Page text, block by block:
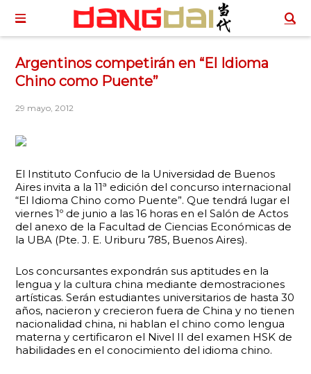
Argentinos competirán en “El Idioma
Chino como Puente”
29 mayo, 2012
El Instituto Confucio de la Universidad de Buenos
Aires invita a la 11ª edición del concurso internacional
“El Idioma Chino como Puente”. Que tendrá lugar el
viernes 1º de junio a las 16 horas en el Salón de Actos
del anexo de la Facultad de Ciencias Económicas de
la UBA (Pte. J. E. Uriburu 785, Buenos Aires).
Los concursantes expondrán sus aptitudes en la
lengua y la cultura china mediante demostraciones
artísticas. Serán estudiantes universitarios de hasta 30
años, nacieron y crecieron fuera de China y no tienen
nacionalidad china, ni hablan el chino como lengua
materna y certificaron el Nivel II del examen HSK de
habilidades en el conocimiento del idioma chino.